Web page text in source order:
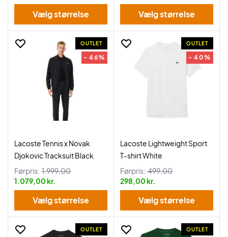
Vælg størrelse Vælg størrelse
OUTLET
- 46%
Lacoste Tennis x Novak
Djokovic Tracksuit Black
Førpris: 1.999,00
1.079,00 kr.
Vælg størrelse
OUTLET
- 40%
Lacoste Lightweight Sport
T-shirt White
Førpris: 499,00
298,00 kr.
Vælg størrelse
OUTLET OUTLET